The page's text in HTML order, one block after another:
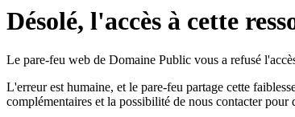
Désolé, l'accès à cette
Le pare-feu web de Domaine Public vous a refusé
L'erreur est humaine, et le pare-feu partage cette
complémentaires et la possibilité de nous contacter pour